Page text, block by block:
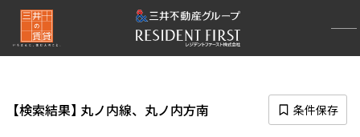
検索結果 丸ノ内線、丸ノ内方南 条件保存
再検索ナビゲーション
選択中の路線